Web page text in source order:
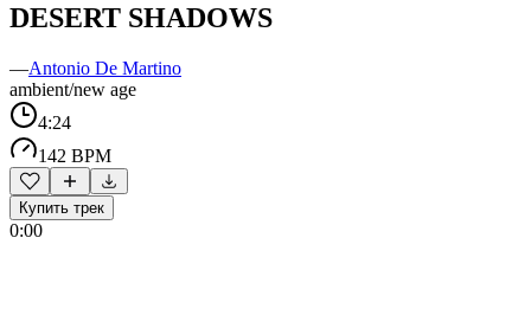
DESERT SHADOWS
—Antonio De Martino
ambient/new age
4:24
142 BPM
Купить трек
0:00